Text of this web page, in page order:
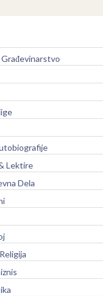
Lektire
Dela